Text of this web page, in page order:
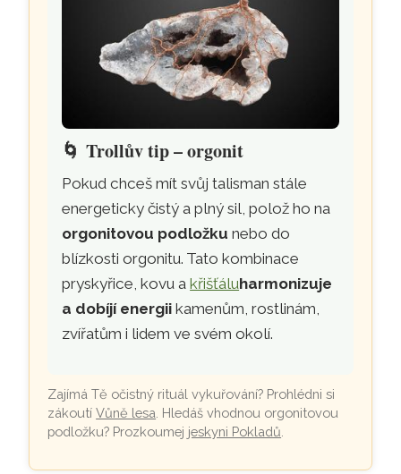
🌀Trollův tip – orgonit
Pokud chceš mít svůj talisman stále
energeticky čistý a plný sil, polož ho na
orgonitovou podložku nebo do
blízkosti orgonitu. Tato kombinace
pryskyřice, kovu akřišťáluharmonizuje
a dobíjí energii kamenům, rostlinám,
zvířatům i lidem ve svém okolí.
Zajímá Tě očistný rituál vykuřování? Prohlédni si
zákoutíVůně lesa . Hledáš vhodnou orgonitovou
podložku? Prozkoumej jeskyni Pokladů